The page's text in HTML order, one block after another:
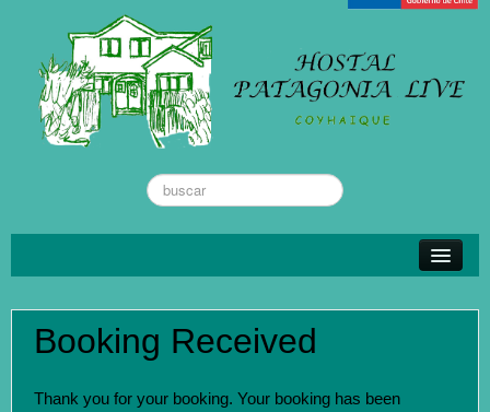
HABITACIONES
Booking Received
Thank you for your booking. Your booking has been